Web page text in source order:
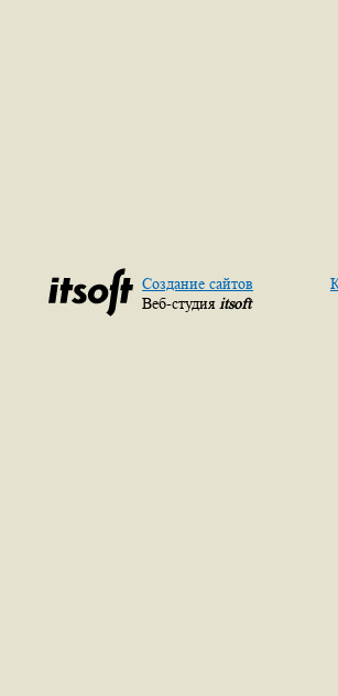
Создание сайтов
Веб-студия itsoft